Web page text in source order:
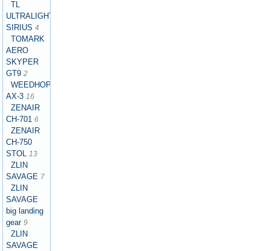
TL
ULTRALIGHT
SIRIUS 4
TOMARK
AERO
SKYPER
GT9 2
WEEDHOPPER
AX-3 16
ZENAIR
CH-701 6
ZENAIR
CH-750
STOL 13
ZLIN
SAVAGE 7
ZLIN
SAVAGE
big landing
gear 9
ZLIN
SAVAGE